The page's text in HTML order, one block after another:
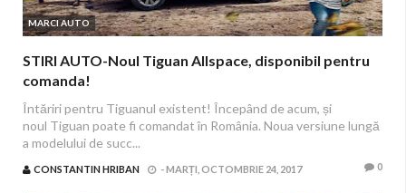
MARCI AUTO
STIRI AUTO-Noul Tiguan Allspace, disponibil pentru
comanda!
Întăriri pentru Tiguanul existent! Începând de acum, și
noul Tiguan poate fi comandat în România. Noua versiune lungă
a modelului de succ...
CONSTANTIN HRIBAN -MARȚI, OCTOMBRIE 24, 2017 0